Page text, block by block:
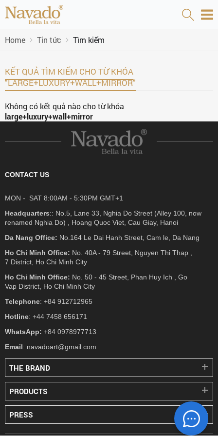
Home Tin tức Tìm kiếm
KẾT QUẢ TÌM KIẾM CHO TỪ KHÓA
"LARGE+LUXURY+WALL+MIRROR"
Không có kết quả nào cho từ khóa
large+luxury+wall+mirror
CONTACT US
MON - SAT 8:00AM - 5:30PM GMT+1
Headquarters:: No.5, Lane 33, Nghia Do Street (Alley 100, now
renamed Nghia Do) , Hoang Quoc Viet, Cau Giay, Hanoi
Da Nang Office: No.164 Le Dai Hanh Street, Cam le, Da Nang
Ho Chi Minh Office: No. 40A - 79 Street, Nguyen Thi Thap ,
7 District, Ho Chi Minh City
Ho Chi Minh Office: No. 50 - 45 Street, Phan Huy Ich , Go
Vap District, Ho Chi Minh City
Telephone: +84 912712965
Hotline: +44 7458 656171
WhatsApp: +84 0978977713
Email: navadoart@gmail.com
THE BRAND
PRODUCTS
PRESS